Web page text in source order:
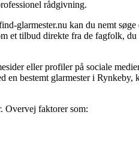
rådgivning.
glarmester.nu kan du nemt
et tilbud direkte fra de fagfolk,
eller profiler på sociale
bestemt glarmester i
Overvej faktorer som: